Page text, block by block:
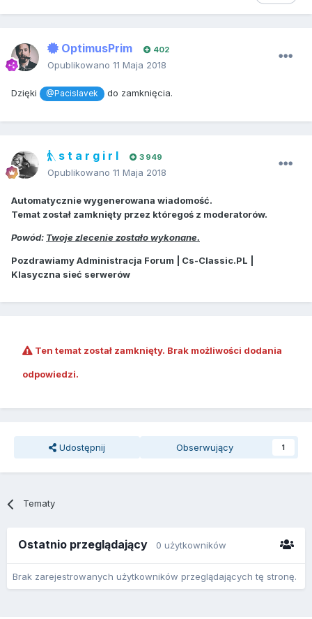
OptimusPrim 402
Opublikowano 11 Maja 2018
Dzięki @Pacislavek do zamknięcia.
s t a r g i r l 3 949
Opublikowano 11 Maja 2018
Automatycznie wygenerowana wiadomość.
Temat został zamknięty przez któregoś z moderatorów.
Powód: Twoje zlecenie zostało wykonane.
Pozdrawiamy Administracja Forum | Cs-Classic.PL |
Klasyczna sieć serwerów
Ten temat został zamknięty. Brak możliwości dodania
odpowiedzi.
Udostępnij Obserwujący 1
Tematy
Ostatnio przeglądający 0 użytkowników
Brak zarejestrowanych użytkowników przeglądających tę stronę.